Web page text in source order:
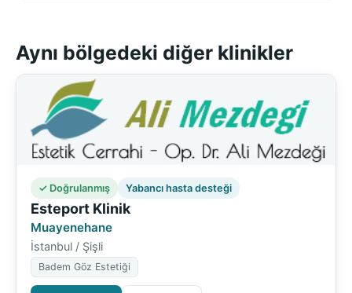
Aynı bölgedeki diğer klinikler
✓ Doğrulanmış Yabancı hasta desteği
Esteport Klinik
Muayenehane
İstanbul / Şişli
Badem Göz Estetiği